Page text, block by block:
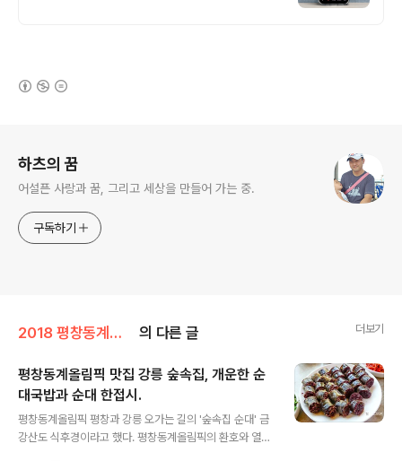
하츠의 꿈
어설픈 사랑과 꿈, 그리고 세상을 만들어 가는 중.
구독하기
2018 평창동계올림픽 여행 의 다른 글 더보기
평창동계올림픽 맛집 강릉 숲속집, 개운한 순
대국밥과 순대 한접시.
평창동계올림픽 평창과 강릉 오가는 길의 '숲속집 순대' 금
강산도 식후경이라고 했다. 평창동계올림픽의 환호와 열광